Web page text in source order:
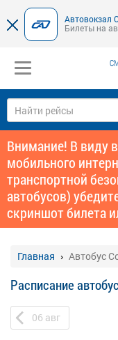
Автовокзал
Билеты на
Внимание! В виду
мобильного
транспортной
автобусов)
скриншот билета
Главная Автобус
Расписание
06 авг